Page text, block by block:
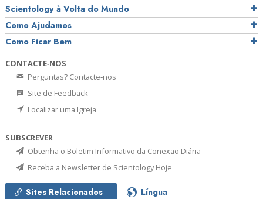
Scientology à Volta do Mundo
Como Ajudamos
Como Ficar Bem
CONTACTE‑NOS
Perguntas? Contacte‑nos
Site de Feedback
Localizar uma Igreja
SUBSCREVER
Obtenha o Boletim Informativo da Conexão Diária
Receba a Newsletter de Scientology Hoje
Sites Relacionados Língua